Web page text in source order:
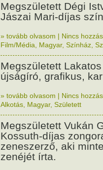
Megszületett Dégi
Jászai Mari-díjas
» tovább olvasom | Nincs
Film/Média
Magyar, Színház
Megszületett
újságíró, grafikus,
» tovább olvasom | Nincs
Alkotás Magyar, Született
Megszületett Vukán
Kossuth-díjas
zeneszerző, aki
zenéjét írta.